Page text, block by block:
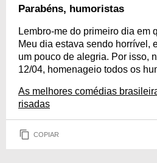
Parabéns, humoristas
Lembro-me do primeiro dia em
Meu dia estava sendo horrível,
um pouco de alegria. Por isso,
12/04, homenageio todos os
As melhores comédias
risadas
COPIAR